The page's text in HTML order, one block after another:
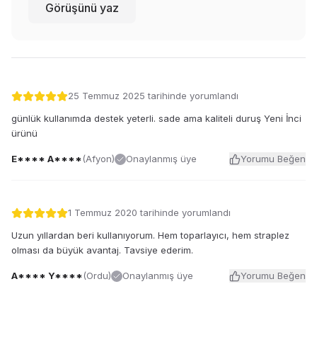
Görüşünü yaz
25 Temmuz 2025 tarihinde yorumlandı
günlük kullanımda destek yeterli. sade ama kaliteli duruş Yeni İnci
ürünü
E**** A****(Afyon) Onaylanmış üye Yorumu Beğen
1 Temmuz 2020 tarihinde yorumlandı
Uzun yıllardan beri kullanıyorum. Hem toparlayıcı, hem straplez
olması da büyük avantaj. Tavsiye ederim.
A**** Y****(Ordu) Onaylanmış üye Yorumu Beğen